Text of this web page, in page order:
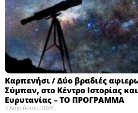
Καρπενήσι / Δύο βραδιές
Σύμπαν, στο Κέντρο Ιστορίας
Ευρυτανίας – ΤΟ ΠΡΟΓΡΑΜΜΑ
7 Αυγούστου 2026